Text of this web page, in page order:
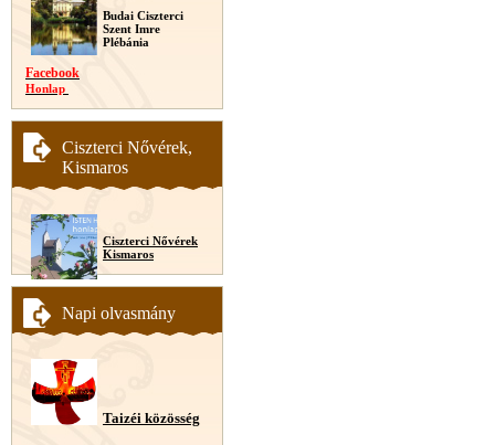
Budai Ciszterci
Szent Imre
Plébánia
Facebook
Honlap
Ciszterci Nővérek,
Kismaros
Ciszterci Nővérek
Kismaros
Napi olvasmány
Taizéi közösség